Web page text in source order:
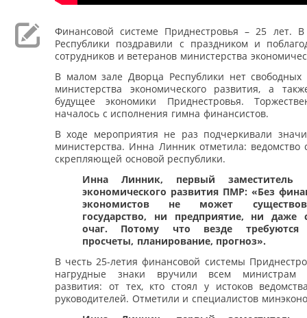
Финансовой системе Приднестровья – 25 лет.
Республики поздравили с праздником и
сотрудников и ветеранов министерства
В малом зале Дворца Республики нет свободных
министерства экономического развития, а
будущее экономики Приднестровья.
началось с исполнения гимна финансистов.
В ходе мероприятия не раз подчеркивали
министерства. Инна Линник отметила: ведомство
скрепляющей основой республики.
Инна Линник, первый заместитель
экономического развития ПМР: «Без
экономистов не может
государство, ни предприятие, ни даже
очаг. Потому что везде требуются
просчеты, планирование, прогноз».
В честь 25-летия финансовой системы
нагрудные знаки вручили всем министрам
развития: от тех, кто стоял у истоков
руководителей. Отметили и специалистов